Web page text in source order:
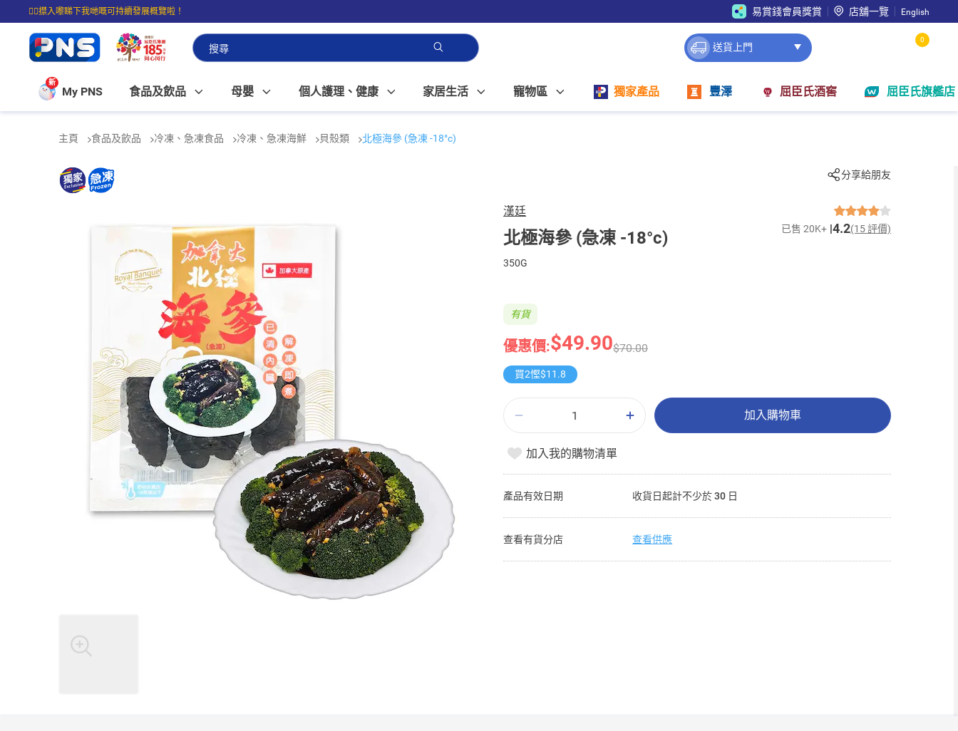
☝🏼㩒入嚟睇下我哋嘅可持續發展概覽啦！
⭐購物滿$399即享免費送貨；滿$100即可免費店取。
易賞錢會員獎賞 店舖一覽 English
送貨上門
0
新
My PNS 食品及飲品 母嬰 個人護理、健康 家居生活 寵物區 獨家產品 豐澤 屈臣氏酒窖 屈臣氏旗艦店
主頁 食品及飲品 冷凍、急凍食品 冷凍、急凍海鮮 貝殼類 北極海參 (急凍 -18°c)
分享給朋友
漢廷
北極海參 (急凍 -18°c) 已售 20K+ 4.2(15 評價)
350G
優惠價:$49.90$70.00
有貨
買2慳$11.8
加入購物車
加入我的購物清單
產品有效日期 收貨日起計不少於 30 日
查看有貨分店 查看供應